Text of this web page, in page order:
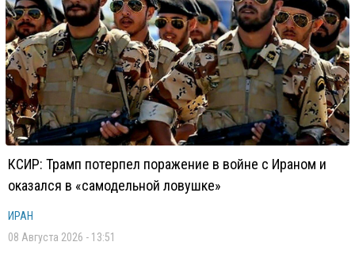
КСИР: Трамп потерпел поражение в войне с Ираном и
оказался в «самодельной ловушке»
ИРАН
08 Августа 2026 - 13:51